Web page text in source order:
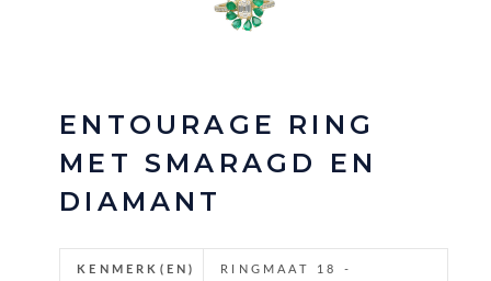
ENTOURAGE RING
MET SMARAGD EN
DIAMANT
KENMERK(EN) RINGMAAT 18 -